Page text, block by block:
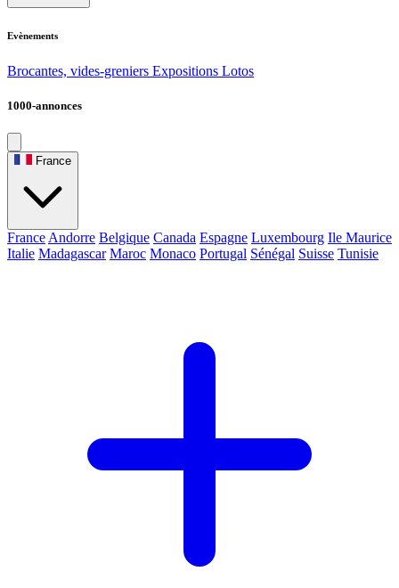
Evènements
Brocantes, vides-greniers Expositions Lotos
1000-annonces
France
France Andorre Belgique Canada Espagne Luxembourg Ile Maurice
Italie Madagascar Maroc Monaco Portugal Sénégal Suisse Tunisie